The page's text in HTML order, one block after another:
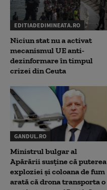
EDITIADEDIMINEATA.RO
Niciun stat nu a activat
mecanismul UE anti-
dezinformare în timpul
crizei din Ceuta
GANDUL.RO
Ministrul bulgar al
Apărării susține că puterea
exploziei și coloana de fum
arată că drona transporta o